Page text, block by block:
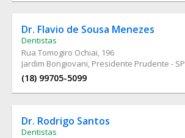
Dr. Flavio de Sousa Menezes
Dentistas
Rua Tomogiro Ochiai, 196
Jardim Bongiovani, Presidente Prudente - SP
(18) 99705-5099
Dr. Rodrigo Santos
Dentistas